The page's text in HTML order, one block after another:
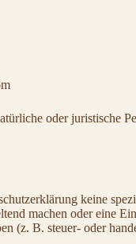
oder juristische
keine
machen oder eine
(z. B. steuer- oder